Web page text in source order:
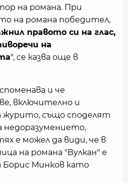
на романа. При
на романа победител,
правото си на глас,
на
", се казва още в
и че
включително и
журито, също споделят
е можел да види, че в
на романа "Вулкан" е
Борис Минков като